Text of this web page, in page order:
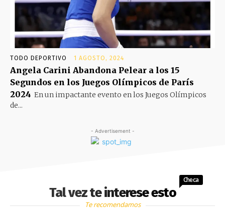
TODO DEPORTIVO 1 AGOSTO, 2024
Angela Carini Abandona Pelear a los 15
Segundos en los Juegos Olímpicos de París
2024 En un impactante evento en los Juegos Olímpicos
de...
- Advertisement -
Tal vez te interese esto
Checa
Te recomendamos